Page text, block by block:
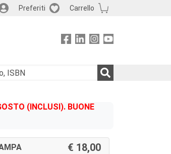
Preferiti Carrello
(INCLUSI). BUONE
18,00